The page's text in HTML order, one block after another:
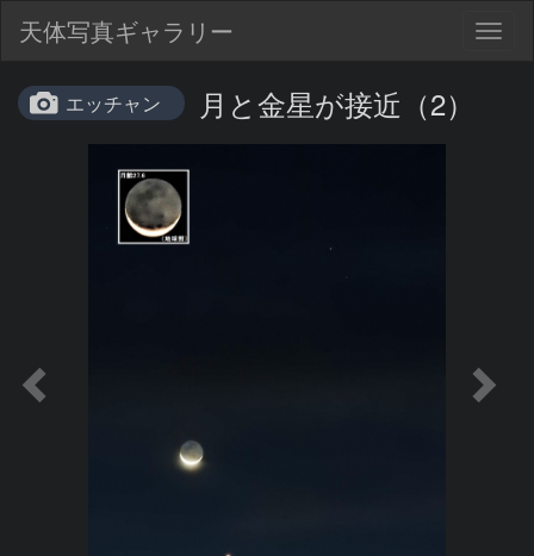
天体写真ギャラリー
エッチャン 月と金星が接近（2）